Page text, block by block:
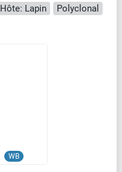
Hôte: Lapin
Polyclonal
WB